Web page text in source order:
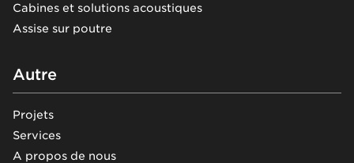
Cabines et solutions acoustiques
Assise sur poutre
Autre
Projets
Services
A propos de nous